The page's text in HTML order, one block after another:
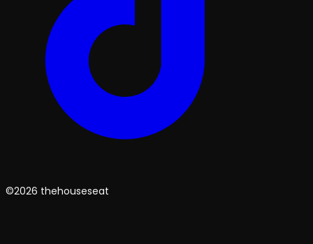
©2026 thehouseseat